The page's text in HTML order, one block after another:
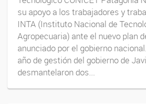
su apoyo a los trabajadores y
INTA (Instituto Nacional de
Agropecuaria) ante el nuevo plan
anunciado por el gobierno
año de gestión del gobierno de
desmantelaron dos...